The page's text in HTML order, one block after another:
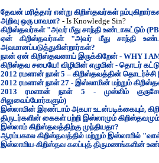
தேவன் மரித்தார் என்று கிறிஸ்தவர்கள்
அறிவு ஒரு பாவமா? - Is Knowledge Sin?
கிறிஸ்தவர்கள் "அவர் மீது சாந்தி உண்டாகட்டும்
ஏன் கிறிஸ்தவர்கள் "அவர் மீது சாந்தி
அவமானப்படுத்துகின்றார்கள்?
நான் ஏன் கிறிஸ்தவனாய் இருக்கிறேன் - WHY I
கிறிஸ்தவ சபையே! விழிமின் எழுமின் - தொடர்
2012 ரமளான் நாள் 5 – கிறிஸ்தவத்தின்
2012 ரமளான் நாள் 27 - இஸ்லாமின் மற்றும்
2013 ரமளான் நாள் 5 - முஸ்லிம்
சிலுவைப்போர்களும்)
இஸ்லாமின் இரண்டாம் அகபா உடன்படிக்கையும்,
திருடர்களின் கைகள் பற்றி இஸ்லாமும்
இஸ்லாம் கிறிஸ்தவத்திற்கு முந்தியதா?
ஆரம்பகால கிறிஸ்தவத்தில் மற்றும் இஸ்லாமில்
இஸ்லாமிய-கிறிஸ்தவ கலப்புத் திருமணங்களின்